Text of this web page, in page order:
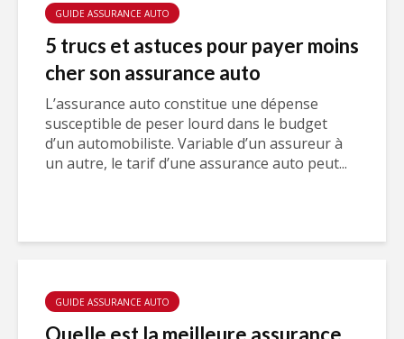
GUIDE ASSURANCE AUTO
5 trucs et astuces pour payer moins
cher son assurance auto
L’assurance auto constitue une dépense
susceptible de peser lourd dans le budget
d’un automobiliste. Variable d’un assureur à
un autre, le tarif d’une assurance auto peut...
GUIDE ASSURANCE AUTO
Quelle est la meilleure assurance